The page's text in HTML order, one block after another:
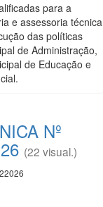
para a
e assessoria técnica
das políticas
de Administração,
de Educação e
Nº
(22 visual.)